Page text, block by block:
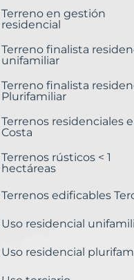
Terreno en gestión
residencial
Terreno finalista
unifamiliar
Terreno finalista
Plurifamiliar
Terrenos residenciales
Costa
Terrenos rústicos < 1
hectáreas
Terrenos edificables
Uso residencial
Uso residencial